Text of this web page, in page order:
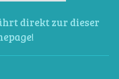
direkt zur dieser